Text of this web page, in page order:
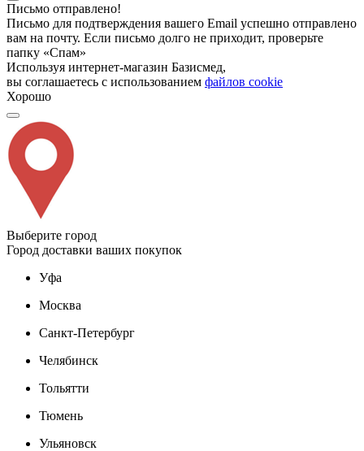
Письмо отправлено!
Письмо для подтверждения вашего Email успешно отправлено
вам на почту. Если письмо долго не приходит, проверьте
папку «Спам»
Используя интернет-магазин Базисмед,
вы соглашаетесь с использованием файлов cookie
Хорошо
Выберите город
Город доставки ваших покупок
Уфа
Москва
Санкт-Петербург
Челябинск
Тольятти
Тюмень
Ульяновск